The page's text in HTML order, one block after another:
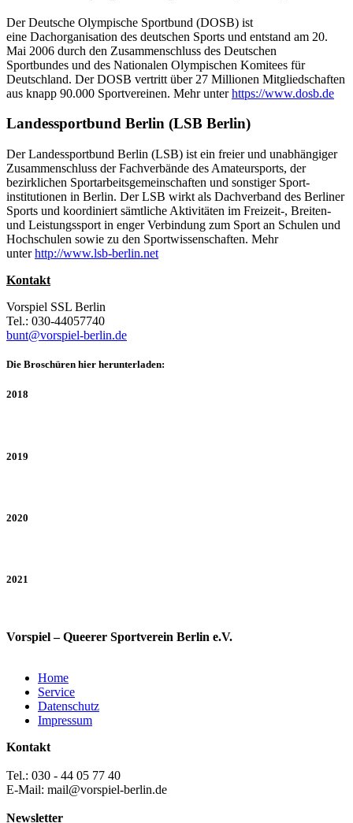
Der Deutsche Olympische Sportbund (DOSB) ist
eine Dachorganisation des deutschen Sports und entstand am 20.
Mai 2006 durch den Zusammenschluss des Deutschen
Sportbundes und des Nationalen Olympischen Komitees für
Deutschland. Der DOSB vertritt über 27 Millionen Mitgliedschaften
aus knapp 90.000 Sportvereinen. Mehr unterhttps://www.dosb.de
Landessportbund Berlin (LSB Berlin)
Der Landessportbund Berlin (LSB) ist ein freier und unabhängiger
Zusammenschluss der Fachverbände des Amateursports, der
bezirklichen Sportarbeitsgemeinschaften und sonstiger Sport-
institutionen in Berlin. Der LSB wirkt als Dachverband des Berliner
Sports und koordiniert sämtliche Aktivitäten im Freizeit-, Breiten-
und Leistungssport in enger Verbindung zum Sport an Schulen und
Hochschulen sowie zu den Sportwissenschaften. Mehr
unterhttp://www.lsb-berlin.net
Kontakt
Vorspiel SSL Berlin
Tel.: 030-44057740
bunt@vorspiel-berlin.de
Die Broschüren hier herunterladen:
2018
2019
2020
2021
Vorspiel – Queerer Sportverein Berlin e.V.
Home
Service
Datenschutz
Impressum
Kontakt
Tel.: 030 - 44 05 77 40
E-Mail: mail@vorspiel-berlin.de
Newsletter